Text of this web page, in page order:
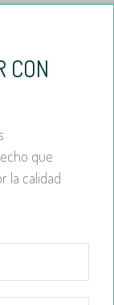
CON
que
la calidad